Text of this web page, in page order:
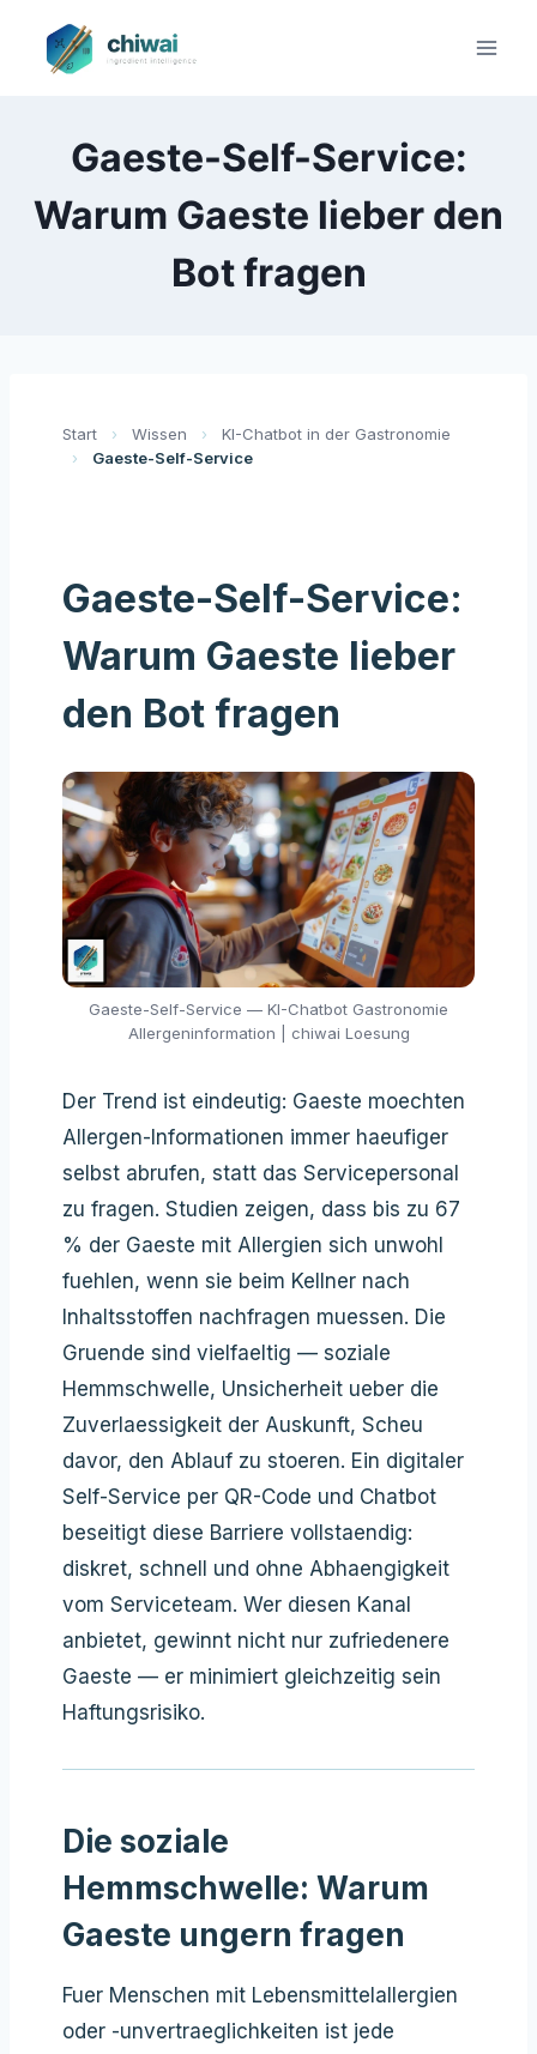
Inhalt
springen
Gaeste-Self-Service:
Warum Gaeste lieber den
Bot fragen
Start › Wissen ›
KI-Chatbot in der Gastronomie
›
Gaeste-Self-Service
Gaeste-Self-Service:
Warum Gaeste lieber
den Bot fragen
Gaeste-Self-Service — KI-Chatbot Gastronomie
Allergeninformation | chiwai Loesung
Der Trend ist eindeutig: Gaeste moechten
Allergen-Informationen immer haeufiger
selbst abrufen, statt das Servicepersonal
zu fragen. Studien zeigen, dass bis zu 67
% der Gaeste mit Allergien sich unwohl
fuehlen, wenn sie beim Kellner nach
Inhaltsstoffen nachfragen muessen. Die
Gruende sind vielfaeltig — soziale
Hemmschwelle, Unsicherheit ueber die
Zuverlaessigkeit der Auskunft, Scheu
davor, den Ablauf zu stoeren. Ein digitaler
Self-Service per QR-Code und Chatbot
beseitigt diese Barriere vollstaendig:
diskret, schnell und ohne Abhaengigkeit
vom Serviceteam. Wer diesen Kanal
anbietet, gewinnt nicht nur zufriedenere
Gaeste — er minimiert gleichzeitig sein
Haftungsrisiko.
Die soziale
Hemmschwelle: Warum
Gaeste ungern fragen
Fuer Menschen mit Lebensmittelallergien
oder -unvertraeglichkeiten ist jede